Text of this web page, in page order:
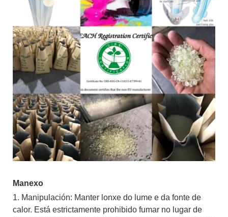
Manexo
1. Manipulación: Manter lonxe do lume e da fonte de
calor. Está estrictamente prohibido fumar no lugar de